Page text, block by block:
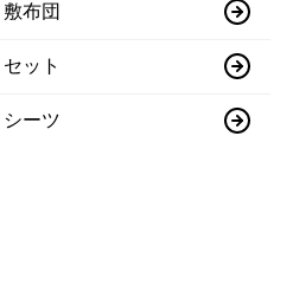
敷布団
セット
シーツ